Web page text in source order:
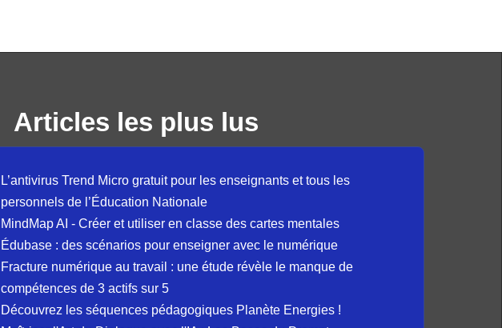
Articles les plus lus
L’antivirus Trend Micro gratuit pour les enseignants et tous les
personnels de l’Éducation Nationale
MindMap AI - Créer et utiliser en classe des cartes mentales
Édubase : des scénarios pour enseigner avec le numérique
Fracture numérique au travail : une étude révèle le manque de
compétences de 3 actifs sur 5
Découvrez les séquences pédagogiques Planète Energies !